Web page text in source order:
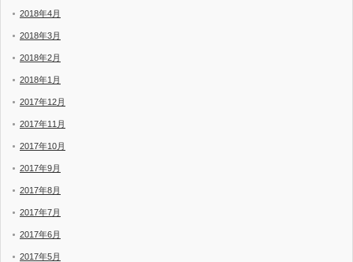
2018年4月
2018年3月
2018年2月
2018年1月
2017年12月
2017年11月
2017年10月
2017年9月
2017年8月
2017年7月
2017年6月
2017年5月